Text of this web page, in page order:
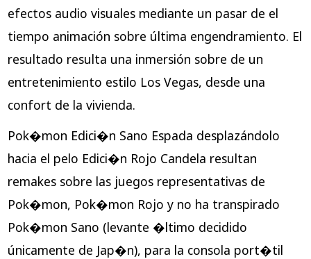
efectos audio visuales mediante un pasar de el
tiempo animación sobre última engendramiento. El
resultado resulta una inmersión sobre de un
entretenimiento estilo Los Vegas, desde una
confort de la vivienda.
Pok�mon Edici�n Sano Espada desplazándolo
hacia el pelo Edici�n Rojo Candela resultan
remakes sobre las juegos representativas de
Pok�mon, Pok�mon Rojo y no ha transpirado
Pok�mon Sano (levante �ltimo decidido
únicamente de Jap�n), para la consola port�til